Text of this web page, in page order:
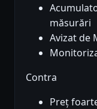
măsurări
Avizat de
Contra
Preț